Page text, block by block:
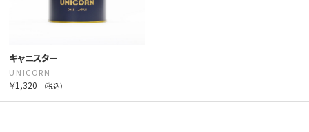
キャニスター
UNICORN
￥1,320 （税込）